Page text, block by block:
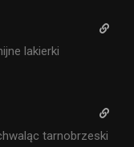
lakierki
tarnobrzeski